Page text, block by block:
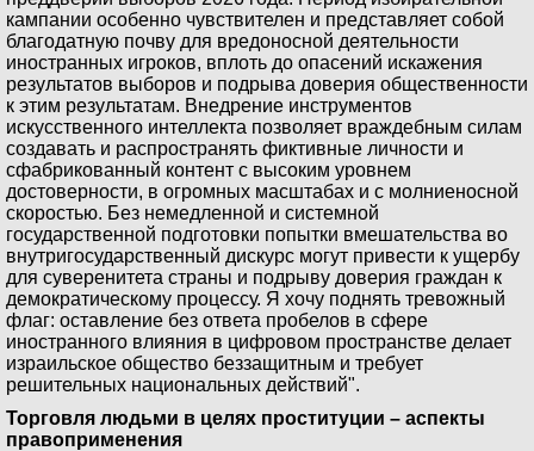
кампании особенно чувствителен и представляет собой
благодатную почву для вредоносной деятельности
иностранных игроков, вплоть до опасений искажения
результатов выборов и подрыва доверия общественности
к этим результатам. Внедрение инструментов
искусственного интеллекта позволяет враждебным силам
создавать и распространять фиктивные личности и
сфабрикованный контент с высоким уровнем
достоверности, в огромных масштабах и с молниеносной
скоростью. Без немедленной и системной
государственной подготовки попытки вмешательства во
внутригосударственный дискурс могут привести к ущербу
для суверенитета страны и подрыву доверия граждан к
демократическому процессу. Я хочу поднять тревожный
флаг: оставление без ответа пробелов в сфере
иностранного влияния в цифровом пространстве делает
израильское общество беззащитным и требует
решительных национальных действий".
Торговля людьми в целях проституции – аспекты
правоприменения